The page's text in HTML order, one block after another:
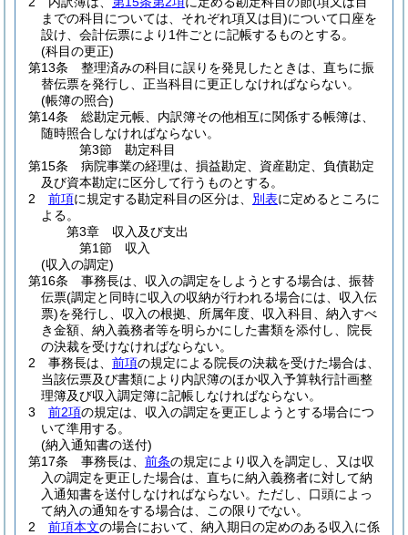
までの科目については、それぞれ項又は目)について口座を
設け、会計伝票により1件ごとに記帳するものとする。
(科目の更正)
第13条
整理済みの科目に誤りを発見したときは、直ちに振
替伝票を発行し、正当科目に更正しなければならない。
(帳簿の照合)
第14条
総勘定元帳、内訳簿その他相互に関係する帳簿は、
随時照合しなければならない。
第3節
勘定科目
第15条
病院事業の経理は、損益勘定、資産勘定、負債勘定
及び資本勘定に区分して行うものとする。
2
前項に規定する勘定科目の区分は、 別表に定めるところに
よる。
第3章
収入及び支出
第1節
収入
(収入の調定)
第16条
事務長は、収入の調定をしようとする場合は、振替
伝票(調定と同時に収入の収納が行われる場合には、収入伝
票)を発行し、収入の根拠、所属年度、収入科目、納入すべ
き金額、納入義務者等を明らかにした書類を添付し、院長
の決裁を受けなければならない。
2
事務長は、 前項の規定による院長の決裁を受けた場合は、
当該伝票及び書類により内訳簿のほか収入予算執行計画整
理簿及び収入調定簿に記帳しなければならない。
3
前2項の規定は、収入の調定を更正しようとする場合につ
いて準用する。
(納入通知書の送付)
第17条
事務長は、 前条の規定により収入を調定し、又は収
入の調定を更正した場合は、直ちに納入義務者に対して納
入通知書を送付しなければならない。 ただし、口頭によっ
て納入の通知をする場合は、この限りでない。
2
前項本文の場合において、納入期日の定めのある収入に係